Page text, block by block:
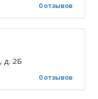
0 отзывов
д. 2Б
0 отзывов